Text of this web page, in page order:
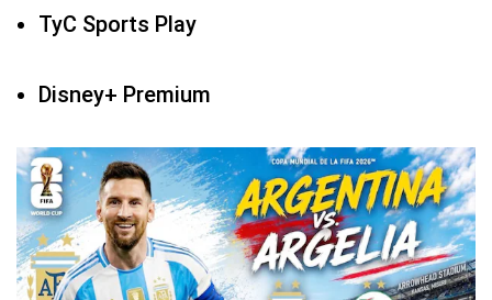
TyC Sports Play
Disney+ Premium